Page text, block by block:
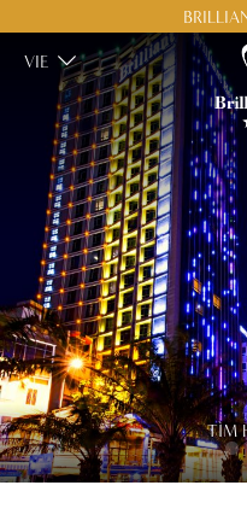
TÌM
VIE